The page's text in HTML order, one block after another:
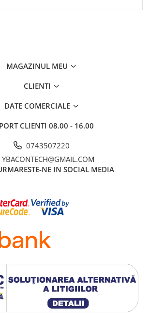
MAGAZINUL MEU
CLIENTI
DATE COMERCIALE
CLIENTI 08.00 - 16.00
0743507220
YBACONTECH@GMAIL.COM
NE IN SOCIAL MEDIA